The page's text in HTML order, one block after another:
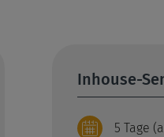
Inhouse-
5 Tage